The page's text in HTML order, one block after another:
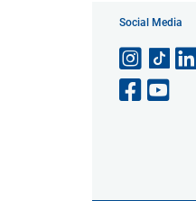
Social Media